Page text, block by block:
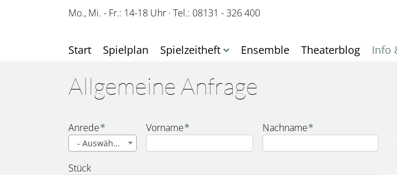
Mo., Mi. - Fr.: 14-18 Uhr · Tel.: 08131 - 326 400
Start Spielplan Spielzeitheft Ensemble Theaterblog Info
Allgemeine Anfrage
Name
Anrede
- Auswählen -
Vorname Nachname
Stück